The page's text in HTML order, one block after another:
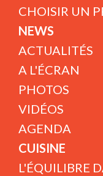
CHOISIR UN
NEWS
ACTUALITÉS
A L'ÉCRAN
PHOTOS
VIDÉOS
AGENDA
CUISINE
L'ÉQUILIBRE